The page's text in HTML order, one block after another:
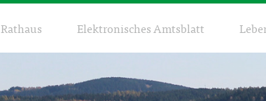
Rathaus Elektronisches Amtsblatt